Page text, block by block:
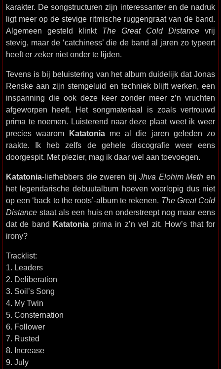
karakter. De songstructuren zijn interessanter en de nadruk
ligt meer op de stevige ritmische ruggengraat van de band.
Algemeen gesteld klinkt The Great Cold Distance vrij
stevig, maar de ‘catchiness’ die de band al jaren zo typeert
heeft er zeker niet onder te lijden.
Tevens is bij beluistering van het album duidelijk dat Jonas
Renske aan zijn stemgeluid en techniek blijft werken, een
inspanning die ook deze keer zonder meer z’n vruchten
afgeworpen heeft. Het songmateriaal is zoals vertrouwd
prima te noemen. Luisterend naar deze plaat weet ik weer
precies waarom Katatoniame al die jaren geleden zo
raakte. Ik heb zelfs de gehele discografie weer eens
doorgespit. Met plezier, mag ik daar wel aan toevoegen.
Katatonia-liefhebbers die zweren bijJhva Elohim Meth en
het legendarische debuutalbum hoeven voorlopig dus niet
op een ‘back to the roots’-album te rekenen. The Great Cold
Distance staat als een huis en onderstreept nog maar eens
dat de band Katatonia prima in z’n vel zit. How’s that for
irony?
Tracklist:
1. Leaders
2. Deliberation
3. Soil’s Song
4. My Twin
5. Consternation
6. Follower
7. Rusted
8. Increase
9. July